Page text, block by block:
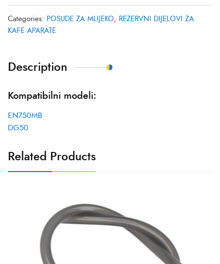
Categories: POSUDE ZA MLIJEKO, REZERVNI DIJELOVI ZA
KAFE APARATE
Description
Kompatibilni modeli:
EN750MB
DG50
Related Products